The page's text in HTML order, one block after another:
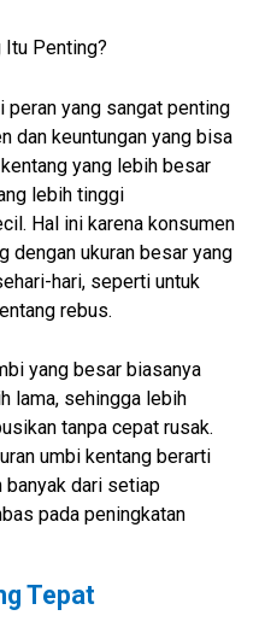
Itu Penting?
peran yang sangat penting
dan keuntungan yang bisa
yang lebih besar
lebih tinggi
Hal ini karena konsumen
dengan ukuran besar yang
hari, seperti untuk
rebus.
yang besar biasanya
lama, sehingga lebih
tanpa cepat rusak.
umbi kentang berarti
banyak dari setiap
pada peningkatan
Tepat